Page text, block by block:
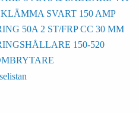
SVART 150 AMP
50A 2 ST/FRP CC 30 MM
150-520